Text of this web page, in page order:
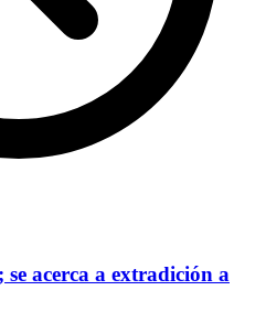
acerca a extradición a